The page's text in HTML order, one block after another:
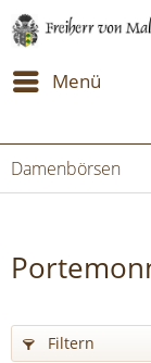
Menü
Damenbörsen
Filtern